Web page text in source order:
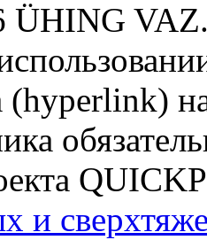
ÜHING
(hyperlink)
и